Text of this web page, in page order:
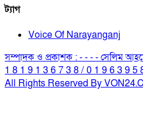
ট্যাগ
Voice Of Narayanganj
সম্পাদক ও প্রকাশক : - - - - সেলিম
1 8 1 9 1 3 6 7 3 8 / 0 1 9 6 3 9
All Rights Reserved By